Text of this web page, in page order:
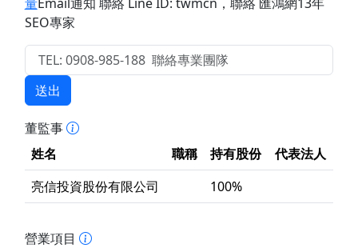
SEO專家
送出
董監事
姓名
職稱 持有股份
代表法人
亮信投資股份有限公司
100%
營業項目